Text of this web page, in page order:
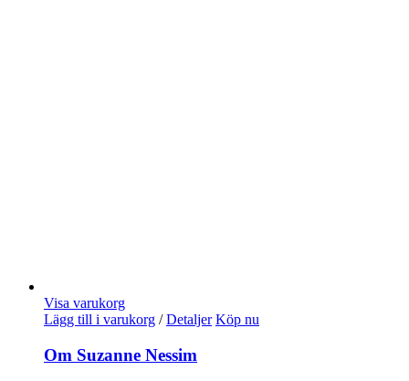
Visa varukorg
Lägg till i varukorg / Detaljer Köp nu
Om Suzanne Nessim